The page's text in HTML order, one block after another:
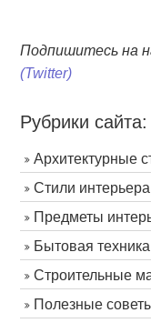
Подпишитесь на
(Twitter)
Рубрики сайта:
Архитектурные
Стили интерьера
Предметы
Бытовая техника
Строительные
Полезные